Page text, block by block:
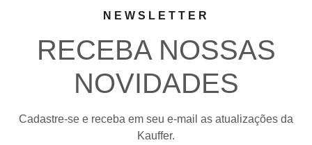
NEWSLETTER
RECEBA NOSSAS
NOVIDADES
Cadastre-se e receba em seu e-mail as atualizações da
Kauffer.